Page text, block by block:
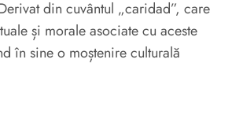
din cuvântul „caridad”, care
și morale asociate cu aceste
în sine o moștenire culturală